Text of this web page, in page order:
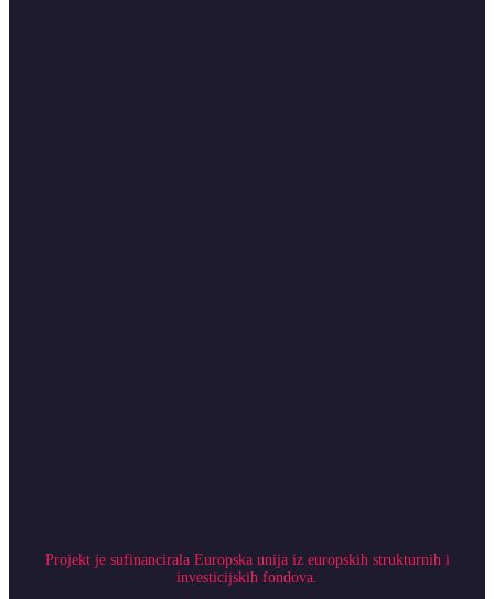
Projekt je sufinancirala Europska unija iz europskih strukturnih i
investicijskih fondova.